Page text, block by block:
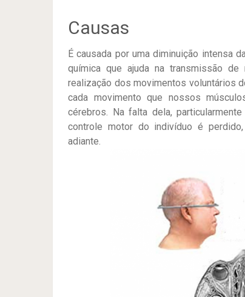
Causas
É causada por uma diminuição intensa
química que ajuda na transmissão
realização dos movimentos voluntários
cada movimento que nossos
cérebros. Na falta dela,
controle motor do indivíduo é
adiante.